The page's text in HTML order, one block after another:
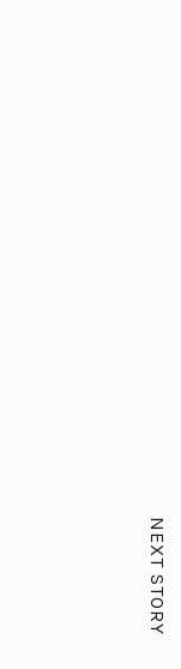
NEXT STORY